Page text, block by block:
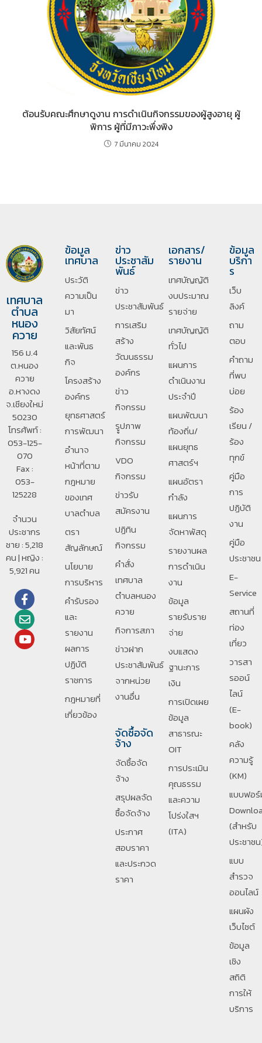
ต้อนรับคณะศึกษาดูงาน การดำเนินกิจกรรมของผู้สูงอายุ ผู้
พิการ ผู้ที่มีภาวะพึ่งพิง
7 มีนาคม 2024
เทศบาล
ตำบล
หนอง
ควาย
156 ม.4
ต.หนอง
ควาย
อ.หางดง
จ.เชียงใหม่
50230
โทรศัพท์ :
053-125-
070
Fax :
053-
125228
จำนวน
ประชากร
ชาย : 5,218
คน | หญิง :
5,921 คน
ข้อมูล
เทศบาล
ประวัติ
ความเป็น
มา
วิสัยทัศน์
และพันธ
กิจ
โครงสร้าง
องค์กร
ยุทธศาสตร์
การพัฒนา
อํานาจ
หน้าที่ตาม
กฎหมาย
ของเทศ
บาลตําบล
ตรา
สัญลักษณ์
นโยบาย
การบริหาร
คำรับรอง
และ
รายงาน
ผลการ
ปฏิบัติ
ราชการ
กฎหมายที่
เกี่ยวข้อง
ข่าว
ประชาสัม
พันธ์
ข่าว
ประชาสัมพันธ์
การเสริม
สร้าง
วัฒนธรรม
องค์กร
ข่าว
กิจกรรม
รููปภาพ
กิจกรรม
VDO
กิจกรรม
ข่าวรับ
สมัครงาน
ปฏิทิน
กิจกรรม
คำสั่ง
เทศบาล
ตำบลหนอง
ควาย
กิจการสภา
ข่าวฝาก
ประชาสัมพันธ์
จากหน่วย
งานอื่น
จัดซื้อจัด
จ้าง
จัดซื้อจัด
จ้าง
สรุปผลจัด
ซื้อจัดจ้าง
ประกาศ
สอบราคา
และประกวด
ราคา
เอกสาร/
รายงาน
เทศบัญญัติ
งบประมาณ
รายจ่าย
เทศบัญญัติ
ทั่วไป
แผนการ
ดำเนินงาน
ประจำปี
แผนพัฒนา
ท้องถิ่น/
แผนยุทธ
ศาสตร์ฯ
แผนอัตรา
กำลัง
แผนการ
จัดหาพัสดุ
รายงานผล
การดำเนิน
งาน
ข้อมูล
รายรับราย
จ่าย
งบแสดง
ฐานะการ
เงิน
การเปิดเผย
ข้อมูล
สาธารณะ
OIT
การประเมิน
คุณธรรม
และความ
โปร่งใสฯ
(ITA)
ข้อมูล
บริกา
ร
เว็บ
ลิงค์
ถาม
ตอบ
คำถาม
ที่พบ
บ่อย
ร้อง
เรียน /
ร้อง
ทุกข์
คู่มือ
การ
ปฏิบัติ
งาน
คู่มือ
ประชาชน
E-
Service
สถานที่
ท่อง
เที่ยว
วารสา
รออน์
ไลน์
(E-
book)
คลัง
ความรู้
(KM)
แบบฟอ
(สำหรับ
ประชาช
แบบ
สำรวจ
ออนไลน์
แผนผัง
เว็บไซต์
ข้อมูล
เชิง
สถิติ
การให้
บริการ